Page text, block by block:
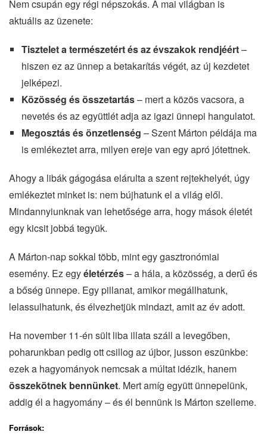
Nem csupán egy régi népszokás. A mai világban is
aktuális az üzenete:
Tisztelet a természetért és az évszakok rendjéért–
hiszen ez az ünnep a betakarítás végét, az új kezdetet
jelképezi.
Közösség és összetartás– mert a közös vacsora, a
nevetés és az együttlét adja az igazi ünnepi hangulatot.
Megosztás és önzetlenség – Szent Márton példája ma
is emlékeztet arra, milyen ereje van egy apró jótettnek.
Ahogy a libák gágogása elárulta a szent rejtekhelyét, úgy
emlékeztet minket is: nem bújhatunk el a világ elől.
Mindannyiunknak van lehetősége arra, hogy mások életét
egy kicsit jobbá tegyük.
A Márton-nap sokkal több, mint egy gasztronómiai
esemény. Ez egyéletérzés– a hála, a közösség, a derű és
a bőség ünnepe. Egy pillanat, amikor megállhatunk,
lelassulhatunk, és élvezhetjük mindazt, amit az év adott.
Ha november 11-én sült liba illata száll a levegőben,
poharunkban pedig ott csillog az újbor, jusson eszünkbe:
ezek a hagyományok nemcsak a múltat idézik, hanem
összekötnek bennünket. Mert amíg együtt ünnepelünk,
addig él a hagyomány – és él bennünk is Márton szelleme.
Források: